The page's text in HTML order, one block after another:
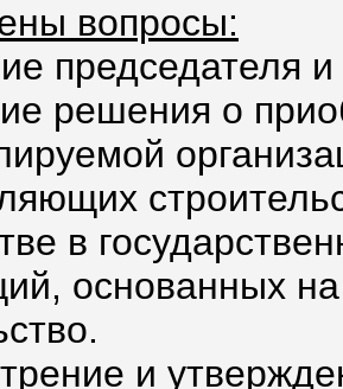
вопросы:
председателя
решения о
в
основанных
и